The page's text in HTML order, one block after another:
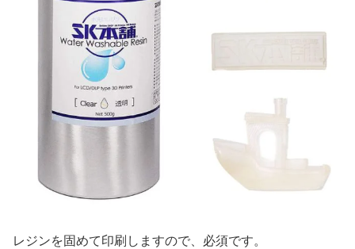
レジンを固めて印刷しますので、必須です。